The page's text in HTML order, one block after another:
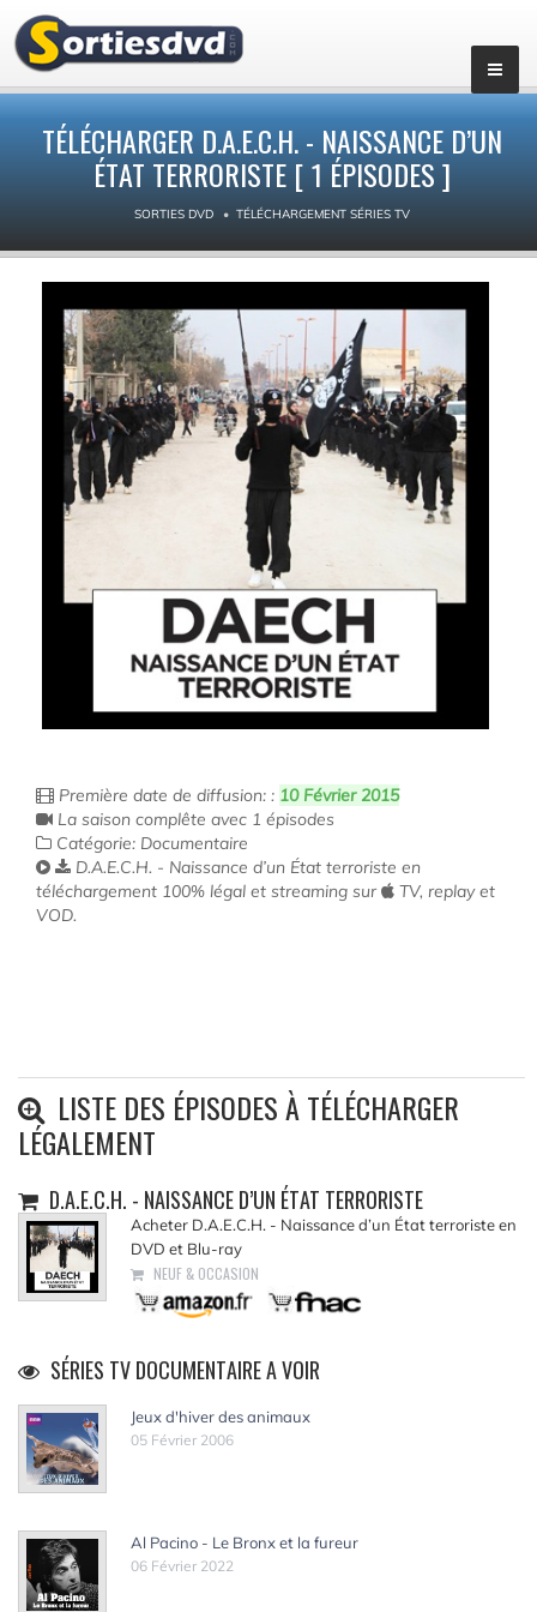
TÉLÉCHARGER D.A.E.C.H. - NAISSANCE D’UN
ÉTAT TERRORISTE [ 1 ÉPISODES ]
SORTIES DVD TÉLÉCHARGEMENT SÉRIES TV
Première date de diffusion: : 10 Février 2015
La saison complête avec 1 épisodes
Catégorie: Documentaire
D.A.E.C.H. - Naissance d’un État terroriste en
téléchargement 100% légal et streaming sur
TV, replay et
VOD.
LISTE DES ÉPISODES À TÉLÉCHARGER
LÉGALEMENT
D.A.E.C.H. - NAISSANCE D’UN ÉTAT TERRORISTE
Acheter D.A.E.C.H. - Naissance d’un État terroriste en
DVD et Blu-ray
NEUF & OCCASION
SÉRIES TV DOCUMENTAIRE A VOIR
Jeux d'hiver des animaux
05 Février 2006
Al Pacino - Le Bronx et la fureur
06 Février 2022